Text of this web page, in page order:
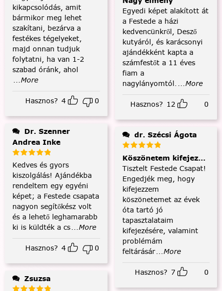
kikapcsolódás, amit
bármikor meg lehet
szakítani, bezárva a
festékes tégelyeket,
majd onnan tudjuk
folytatni, ha van 1-2
szabad óránk, ahol
...More
Hasznos? 4 0
Andrea Inke
Kedves és gyors
kiszolgálás! Ajándékba
rendeltem egy egyéni
képet; a Festede csapata
nagyon segítőkész volt
és a lehető leghamarabb
ki is küldték a cs...More
Hasznos? 4 0
Zsuzsa
Egyedi képet alakított át
a Festede a házi
kedvencünkről, Desző
kutyáról, és karácsonyi
ajándékként kapta a
számfestőt a 11 éves
fiam a
nagylányomtól. ...More
Hasznos? 12 0
dr. Szécsi Ágota
Köszönetem kifejezése
Tisztelt Festede Csapat!
Engedjék meg, hogy
kifejezzem
köszönetemet az évek
óta tartó jó
tapasztalataim
kifejezésére, valamint
problémám
feltárásár...More
Hasznos? 7 0